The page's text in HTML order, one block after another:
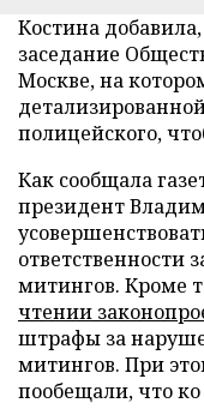
Костина
заседание
Москве, на
полицейского,
Как сообщала
президент
ответственности
митингов. Кроме
чтении
штрафы за
митингов. При
пообещали, что